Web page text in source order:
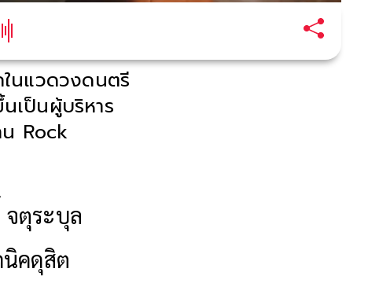
นแวดวงดนตรี
เป็นผู้บริหาร
Rock
ตุระบุล
นิคดุสิต